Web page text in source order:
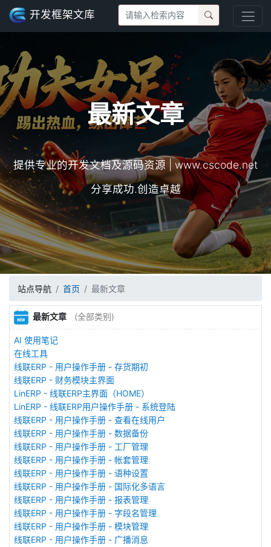
开发框架文库
最新文章
提供专业的开发文档及源码资源 | www.cscode.net
分享成功.创造卓越
站点导航 首页 最新文章
最新文章 (全部类别)
AI 使用笔记
在线工具
线联ERP - 用户操作手册 - 存货期初
线联ERP - 财务模块主界面
LinERP - 线联ERP主界面（HOME）
LinERP - 线联ERP用户操作手册 - 系统登陆
线联ERP - 用户操作手册 - 查看在线用户
线联ERP - 用户操作手册 - 数据备份
线联ERP - 用户操作手册 - 工厂管理
线联ERP - 用户操作手册 - 帐套管理
线联ERP - 用户操作手册 - 语种设置
线联ERP - 用户操作手册 - 国际化多语言
线联ERP - 用户操作手册 - 报表管理
线联ERP - 用户操作手册 - 字段名管理
线联ERP - 用户操作手册 - 模块管理
线联ERP - 用户操作手册 - 广播消息